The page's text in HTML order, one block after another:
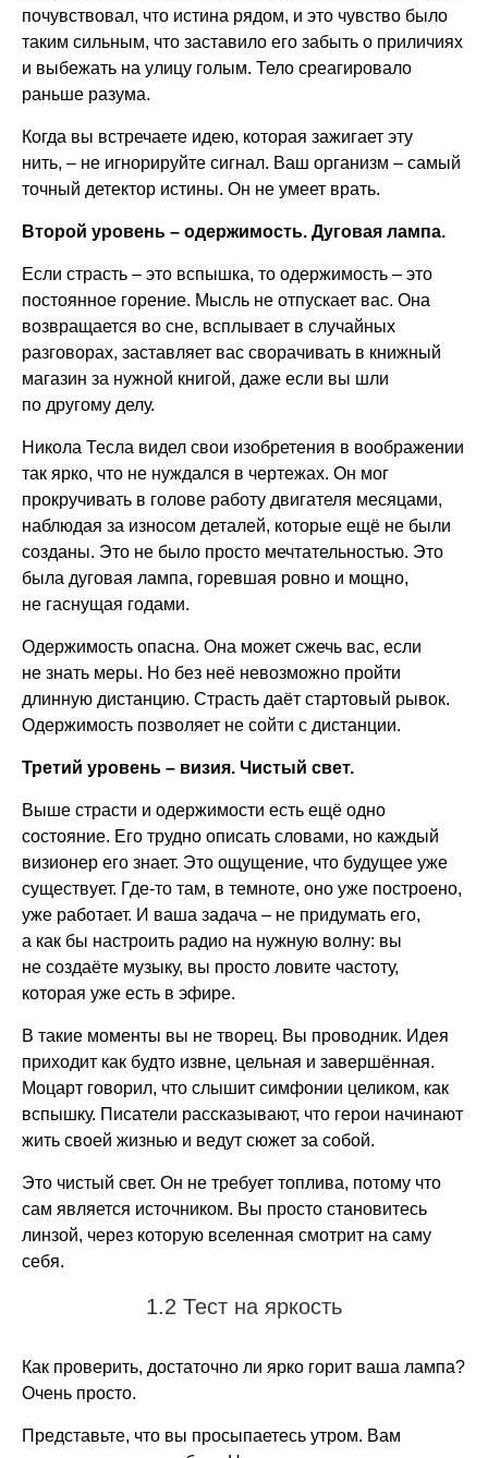
почувствовал, что истина рядом, и это чувство было
таким сильным, что заставило его забыть о приличиях
и выбежать на улицу голым. Тело среагировало
раньше разума.
Когда вы встречаете идею, которая зажигает эту
нить, – не игнорируйте сигнал. Ваш организм – самый
точный детектор истины. Он не умеет врать.
Второй уровень – одержимость. Дуговая лампа.
Если страсть – это вспышка, то одержимость – это
постоянное горение. Мысль не отпускает вас. Она
возвращается во сне, всплывает в случайных
разговорах, заставляет вас сворачивать в книжный
магазин за нужной книгой, даже если вы шли
по другому делу.
Никола Тесла видел свои изобретения в воображении
так ярко, что не нуждался в чертежах. Он мог
прокручивать в голове работу двигателя месяцами,
наблюдая за износом деталей, которые ещё не были
созданы. Это не было просто мечтательностью. Это
была дуговая лампа, горевшая ровно и мощно,
не гаснущая годами.
Одержимость опасна. Она может сжечь вас, если
не знать меры. Но без неё невозможно пройти
длинную дистанцию. Страсть даёт стартовый рывок.
Одержимость позволяет не сойти с дистанции.
Третий уровень – визия. Чистый свет.
Выше страсти и одержимости есть ещё одно
состояние. Его трудно описать словами, но каждый
визионер его знает. Это ощущение, что будущее уже
существует. Где-то там, в темноте, оно уже построено,
уже работает. И ваша задача – не придумать его,
а как бы настроить радио на нужную волну: вы
не создаёте музыку, вы просто ловите частоту,
которая уже есть в эфире.
В такие моменты вы не творец. Вы проводник. Идея
приходит как будто извне, цельная и завершённая.
Моцарт говорил, что слышит симфонии целиком, как
вспышку. Писатели рассказывают, что герои начинают
жить своей жизнью и ведут сюжет за собой.
Это чистый свет. Он не требует топлива, потому что
сам является источником. Вы просто становитесь
линзой, через которую вселенная смотрит на саму
себя.
1.2 Тест на яркость
Как проверить, достаточно ли ярко горит ваша лампа?
Очень просто.
Представьте, что вы просыпаетесь утром. Вам